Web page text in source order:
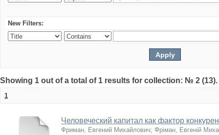
New Filters:
Showing 1 out of a total of 1 results for collection: № 2 (13).
1
Человеческий капитал как фактор
Фриман, Евгений Михайлович; Фріман, Евгеній